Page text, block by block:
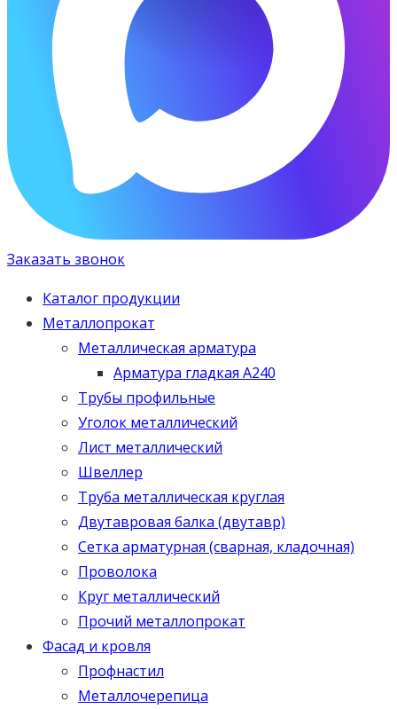
Заказать звонок
Каталог продукции
Металлопрокат
Металлическая арматура
Арматура гладкая А240
Трубы профильные
Уголок металлический
Лист металлический
Швеллер
Труба металлическая круглая
Двутавровая балка (двутавр)
Сетка арматурная (сварная, кладочная)
Проволока
Круг металлический
Прочий металлопрокат
Фасад и кровля
Профнастил
Металлочерепица